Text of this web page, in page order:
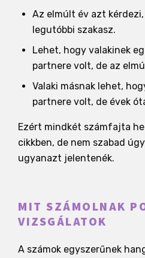
Az elmúlt év azt
legutóbbi szakasz.
Lehet, hogy valakinek
partnere volt, de az
Valaki másnak lehet,
partnere volt, de évek
Ezért mindkét számfajta
cikkben, de nem szabad
ugyanazt jelentenék.
MIT SZÁMOLNAK
VIZSGÁLATOK
A számok egyszerűnek